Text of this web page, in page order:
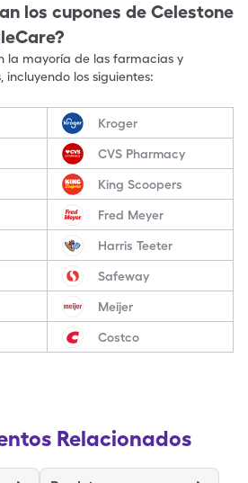
los cupones de Celestone
la mayoría de las farmacias y
los siguientes:
Kroger
CVS Pharmacy
King Scoopers
Fred Meyer
Harris Teeter
Safeway
Meijer
Costco
Relacionados